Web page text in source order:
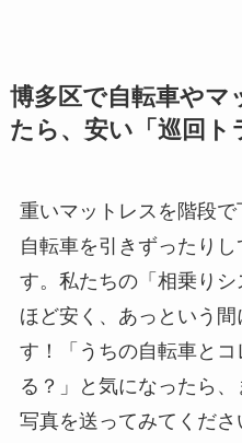
博多区で自転車やマ
たら、安い「巡回ト
重いマットレスを階段
自転車を引きずったり
す。私たちの「相乗りシ
ほど安く、あっという
す！「うちの自転車と
る？」と気になったら
写真を送ってみてくだ